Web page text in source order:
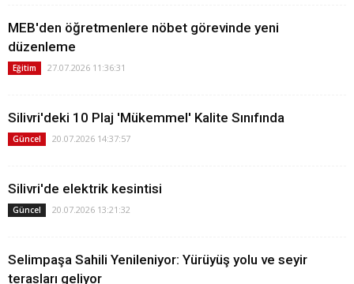
MEB'den öğretmenlere nöbet görevinde yeni
düzenleme
Eğitim 27.07.2026 11:36:31
Silivri'deki 10 Plaj 'Mükemmel' Kalite Sınıfında
Güncel 20.07.2026 14:37:57
Silivri'de elektrik kesintisi
Güncel 20.07.2026 13:21:32
Selimpaşa Sahili Yenileniyor: Yürüyüş yolu ve seyir
terasları geliyor